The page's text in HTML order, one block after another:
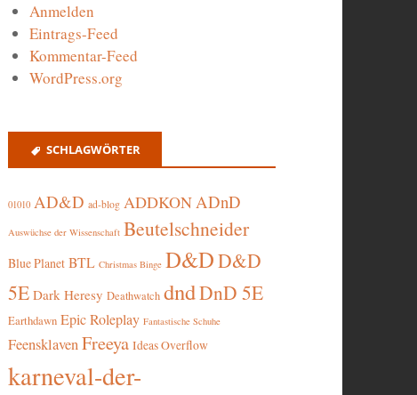
Anmelden
Eintrags-Feed
Kommentar-Feed
WordPress.org
SCHLAGWÖRTER
01010 AD&D ad-blog ADDKONADnD
Auswüchse der Wissenschaft Beutelschneider
Blue Planet BTL Christmas Binge D&DD&D
5E Dark Heresy Deathwatch dndDnD 5E
Earthdawn Epic Roleplay Fantastische Schuhe
Feensklaven Freeya Ideas Overflow
karneval-der-